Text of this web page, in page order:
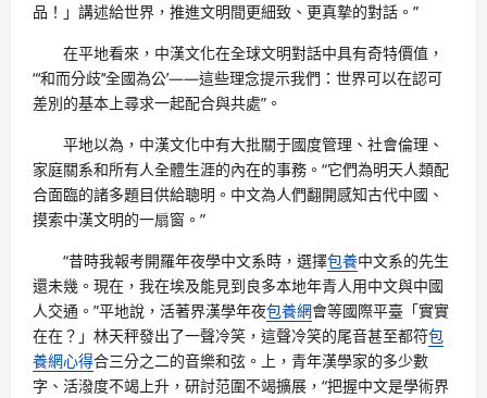
品！」講述給世界，推進文明間更細致、更真摯的對話。”
在平地看來，中漢文化在全球文明對話中具有奇特價值，
“‘和而分歧’‘全國為公’——這些理念提示我們：世界可以在認可
差別的基本上尋求一起配合與共處”。
平地以為，中漢文化中有大批關于國度管理、社會倫理、
家庭關系和所有人全體生涯的內在的事務。“它們為明天人類配
合面臨的諸多題目供給聰明。中文為人們翻開感知古代中國、
摸索中漢文明的一扇窗。”
“昔時我報考開羅年夜學中文系時，選擇包養中文系的先生
還未幾。現在，我在埃及能見到良多本地年青人用中文與中國
人交通。”平地說，活著界漢學年夜包養網會等國際平臺「實實
在在？」林天秤發出了一聲冷笑，這聲冷笑的尾音甚至都符包
養網心得合三分之二的音樂和弦。上，青年漢學家的多少數
字、活潑度不竭上升，研討范圍不竭擴展，“把握中文是學術界